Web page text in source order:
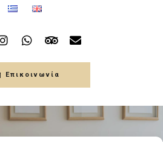
Επικοινωνία